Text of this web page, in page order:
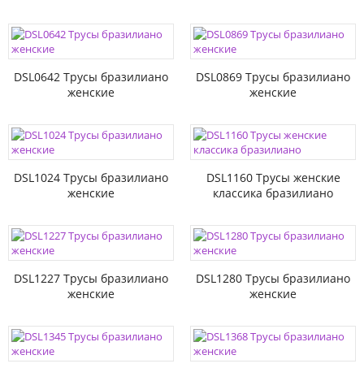
DSL0642 Трусы бразилиано
женские
DSL0869 Трусы бразилиано
женские
DSL1024 Трусы бразилиано
женские
DSL1160 Трусы женские
классика бразилиано
DSL1227 Трусы бразилиано
женские
DSL1280 Трусы бразилиано
женские